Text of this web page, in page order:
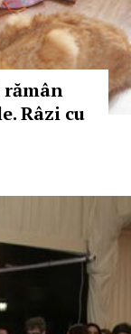
rămân
Râzi cu